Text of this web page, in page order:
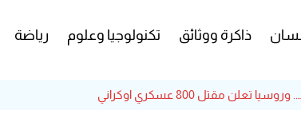
ذاكرة ووثائق تكنولوجيا وعلوم رياضة